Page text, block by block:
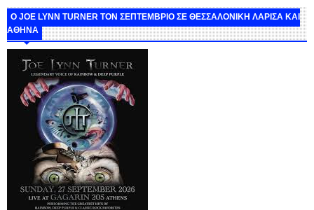
O JOE LYNN TURNER ΤΟΝ ΣΕΠΤΕΜΒΡΙΟ ΣΕ ΘΕΣΣΑΛΟΝΙΚΗ ΛΑΡΙΣΑ ΚΑΙ
ΑΘΗΝΑ